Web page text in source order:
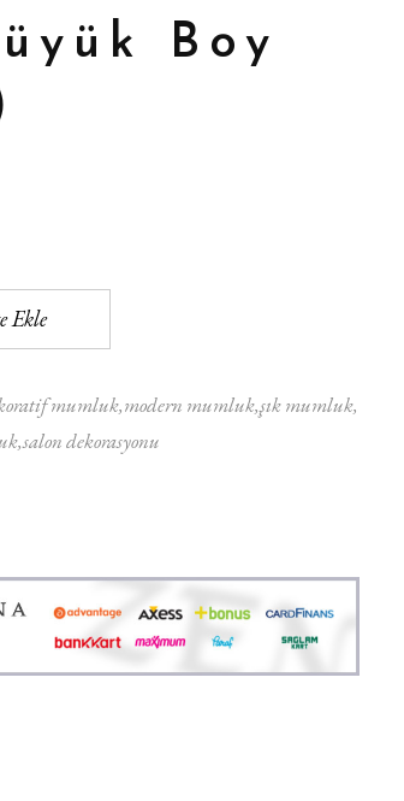
Boy
Ekle
mumluk modern mumlukşık mumluk
salon dekorasyonu